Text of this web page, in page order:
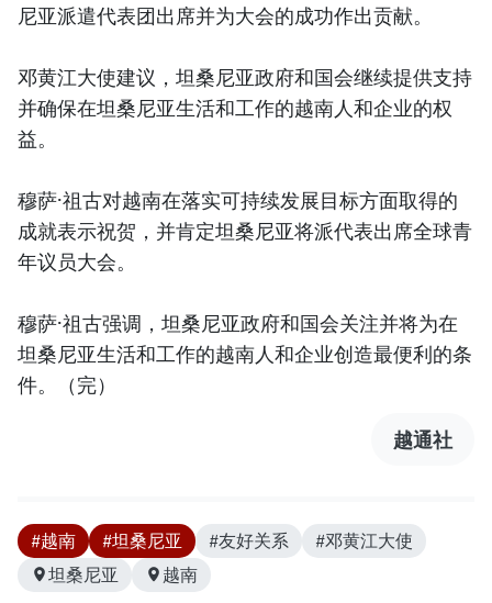
尼亚派遣代表团出席并为大会的成功作出贡献。
邓黄江大使建议，坦桑尼亚政府和国会继续提供支持
并确保在坦桑尼亚生活和工作的越南人和企业的权
益。
穆萨·祖古对越南在落实可持续发展目标方面取得的
成就表示祝贺，并肯定坦桑尼亚将派代表出席全球青
年议员大会。
穆萨·祖古强调，坦桑尼亚政府和国会关注并将为在
坦桑尼亚生活和工作的越南人和企业创造最便利的条
件。（完）
越通社
#越南 #坦桑尼亚 #友好关系
#邓黄江大使
坦桑尼亚
越南